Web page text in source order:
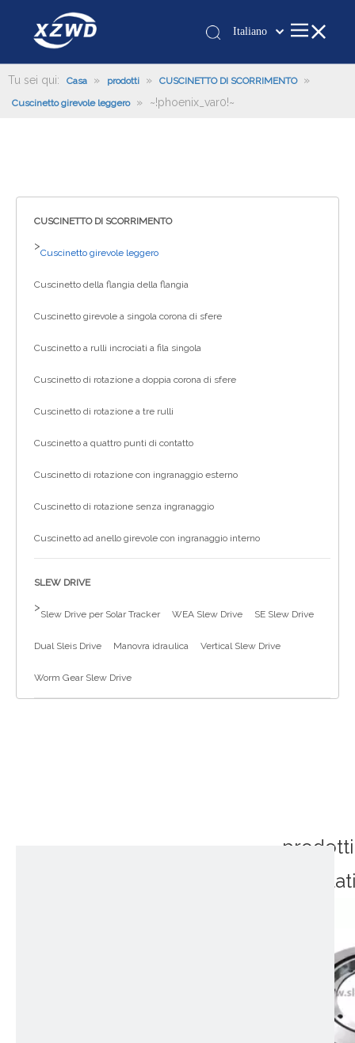
Italiano
românesc
Türk dili
Deutsch
Tu sei qui: Casa » prodotti » CUSCINETTO DI SCORRIMENTO »
Cuscinetto girevole leggero » ~!phoenix_var0!~
CUSCINETTO DI SCORRIMENTO
>
Cuscinetto girevole leggero
Cuscinetto della flangia della flangia
Cuscinetto girevole a singola corona di sfere
Cuscinetto a rulli incrociati a fila singola
Cuscinetto di rotazione a doppia corona di sfere
Cuscinetto di rotazione a tre rulli
Cuscinetto a quattro punti di contatto
Cuscinetto di rotazione con ingranaggio esterno
Cuscinetto di rotazione senza ingranaggio
Cuscinetto ad anello girevole con ingranaggio interno
SLEW DRIVE
>
Slew Drive per Solar Tracker WEA Slew Drive SE Slew Drive
Dual Sleis Drive Manovra idraulica Vertical Slew Drive
Worm Gear Slew Drive
prodotti
correlati